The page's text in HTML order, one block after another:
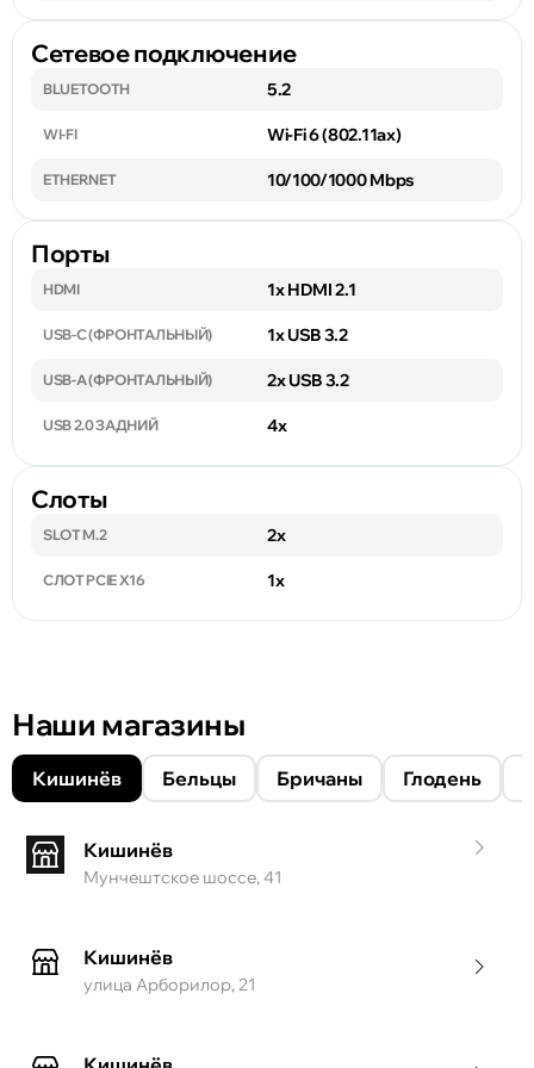
Сетевое подключение
BLUETOOTH 5.2
WI-FI Wi-Fi 6 (802.11ax)
ETHERNET 10/100/1000 Mbps
Порты
HDMI 1x HDMI 2.1
USB-C (ФРОНТАЛЬНЫЙ) 1x USB 3.2
USB-A (ФРОНТАЛЬНЫЙ) 2x USB 3.2
USB 2.0 ЗАДНИЙ 4x
Слоты
SLOT M.2 2x
СЛОТ PCIE X16 1x
Наши магазины
Кишинёв Бельцы Бричаны Глодень
Кишинёв
Мунчештское шоссе, 41
Кишинёв
улица Арборилор, 21